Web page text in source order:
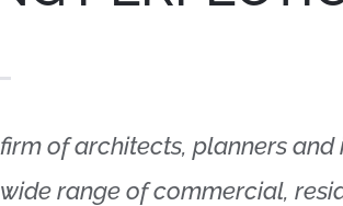
of architects, planners and
range of commercial,